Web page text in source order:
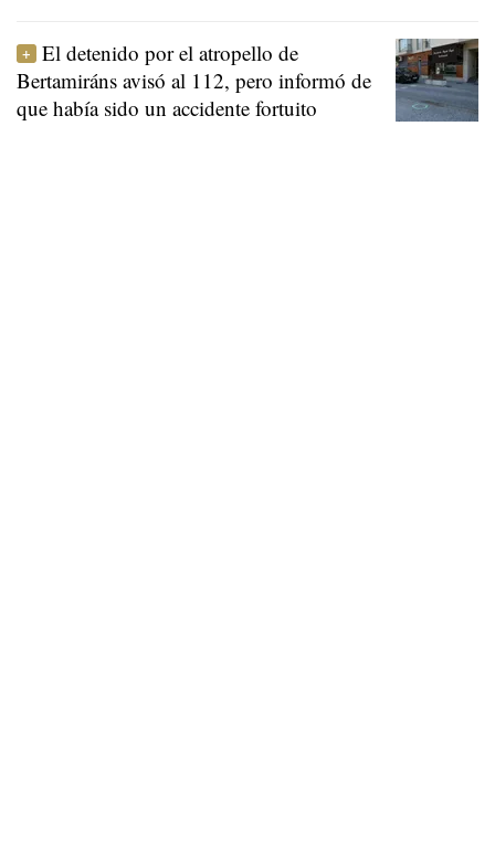
El detenido por el atropello de
Bertamiráns avisó al 112, pero informó de
que había sido un accidente fortuito